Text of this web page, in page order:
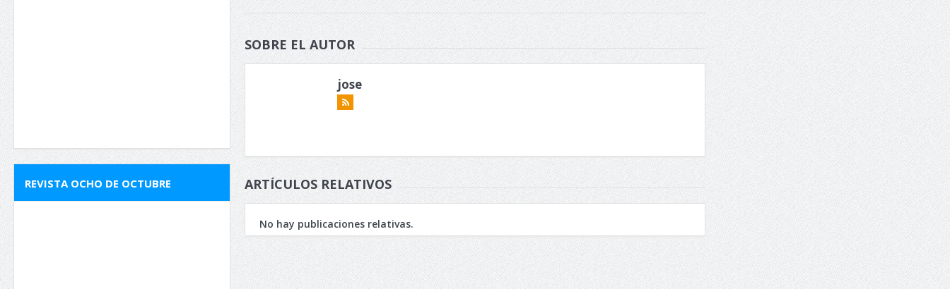
SOBRE EL AUTOR
jose
ARTÍCULOS RELATIVOS
No hay publicaciones relativas.
REVISTA OCHO DE OCTUBRE